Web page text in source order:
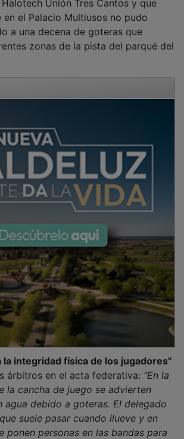
a una decena de goteras que
zonas de la pista del parqué del
la integridad física de los jugadores"
árbitros en el acta federativa:"En la
agua debido a goteras. El delegado
suele pasar cuando llueve y en
ponen personas en las bandas para
el calentamiento con toallas en las
Al finalizar el calentamiento se seca
sin toallas.
el fairplay se vuelve a revisar la
que las goteras son constantes y
Se da un plazo de 10 minutos para
se constata que las goteras
6 zonas dentro del campo y 4
contraria a banquillos a menos de
Se suspende el partido antes de
h debido al número existente de
un peligro para la integridad
y árbitros (suspendido sin